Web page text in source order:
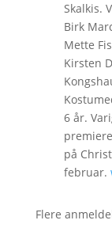
Skalkis.
Birk
Mette
Kirsten
6 år.
på
februar.
Flere